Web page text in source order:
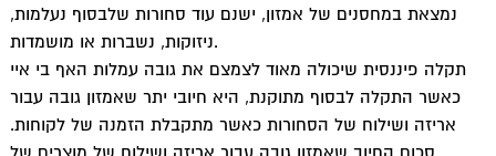
נמצאת במחסנים של אמזון, ישנם עוד סחורות שלבסוף נעלמות,
ניזוקות, נשברות או מושמדות.
תקלה פיננסית שיכולה מאוד לצמצם את גובה עמלות האף בי איי
כאשר התקלה לבסוף מתוקנת, היא חיובי יתר שאמזון גובה עבור
אריזה ושילוח של הסחורות כאשר מתקבלת הזמנה של לקוחות.